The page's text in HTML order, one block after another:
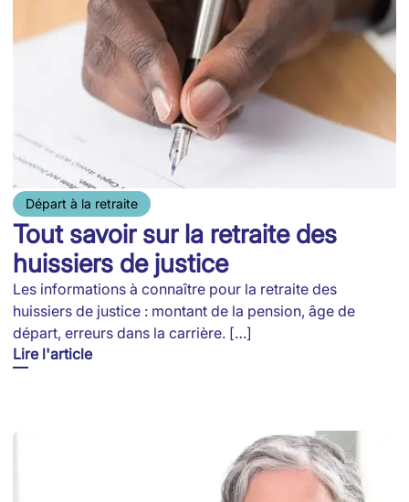
Départ à la retraite
Tout savoir sur la retraite des
huissiers de justice
Les informations à connaître pour la retraite des
huissiers de justice : montant de la pension, âge de
départ, erreurs dans la carrière. […]
Lire l'article